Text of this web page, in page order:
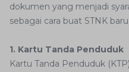
dokumen yang menjadi
sebagai cara buat STNK
1. Kartu Tanda Penduduk
Kartu Tanda Penduduk